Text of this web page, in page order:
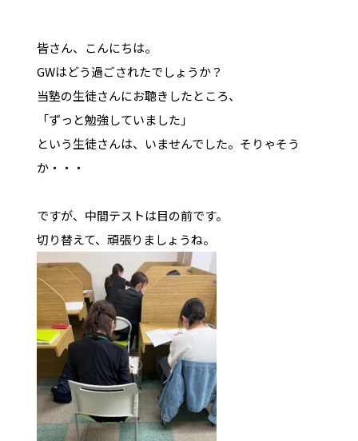
皆さん、こんにちは。
GWはどう過ごされたでしょうか？
当塾の生徒さんにお聴きしたところ、
「ずっと勉強していました」
という生徒さんは、いませんでした。そりゃそう
か・・・
ですが、中間テストは目の前です。
切り替えて、頑張りましょうね。